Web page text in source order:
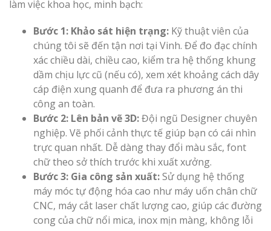
làm việc khoa học, minh bạch:
Bước 1: Khảo sát hiện trạng: Kỹ thuật viên của
chúng tôi sẽ đến tận nơi tại Vinh. Để đo đạc chính
xác chiều dài, chiều cao, kiểm tra hệ thống khung
dầm chịu lực cũ (nếu có), xem xét khoảng cách dây
cáp điện xung quanh để đưa ra phương án thi
công an toàn.
Bước 2: Lên bản vẽ 3D:Đội ngũ Designer chuyên
nghiệp. Vẽ phối cảnh thực tế giúp bạn có cái nhìn
trực quan nhất. Dễ dàng thay đổi màu sắc, font
chữ theo sở thích trước khi xuất xưởng.
Bước 3: Gia công sản xuất:Sử dụng hệ thống
máy móc tự động hóa cao như máy uốn chân chữ
CNC, máy cắt laser chất lượng cao, giúp các đường
cong của chữ nổi mica, inox mịn màng, không lỗi